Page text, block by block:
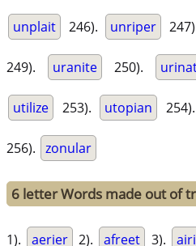
unplait 246). unriper
249). uranite 250).
utilize 253). utopian 254).
256). zonular
6 letter Words made out of
1). aerier 2). afreet 3).